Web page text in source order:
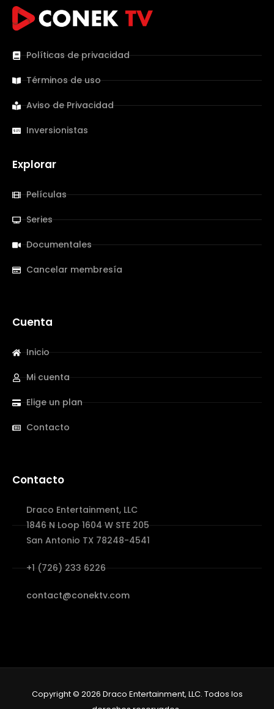
Políticas de privacidad
Términos de uso
Aviso de Privacidad
Inversionistas
Explorar
Películas
Series
Documentales
Cancelar membresía
Cuenta
Inicio
Mi cuenta
Elige un plan
Contacto
Contacto
Draco Entertainment, LLC
1846 N Loop 1604 W STE 205
San Antonio TX 78248-4541
+1 (726) 233 6226
contact@conektv.com
Copyright © 2026 Draco Entertainment, LLC. Todos los